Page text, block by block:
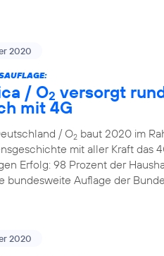
2020
/ O2 versorgt
mit 4G
/ O2 baut 2020 im
mit aller Kraft das
Erfolg: 98 Prozent der
bundesweite Auflage der
2020